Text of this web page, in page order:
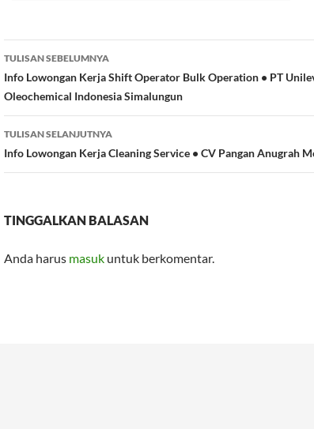
Navigasi
Tulisan
TULISAN SEBELUMNYA
Info Lowongan Kerja Shift Operator Bulk Operation • PT
Oleochemical Indonesia Simalungun
TULISAN SELANJUTNYA
Info Lowongan Kerja Cleaning Service • CV Pangan Anugrah
TINGGALKAN BALASAN
Anda harus masuk untuk berkomentar.